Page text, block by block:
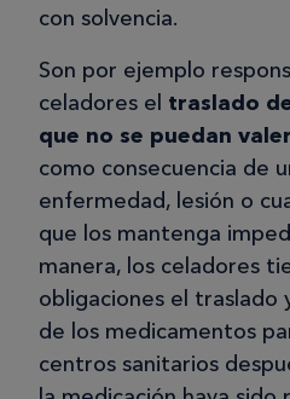
con solvencia.
Son por ejemplo
celadores el traslado
que no se puedan
como consecuencia de
enfermedad, lesión o
que los mantenga
manera, los celadores
obligaciones el
de los medicamentos
centros sanitarios